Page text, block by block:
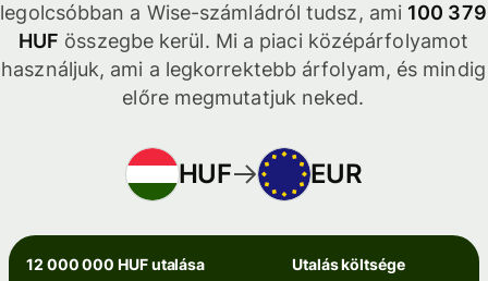
legolcsóbban a Wise-számládról tudsz, ami 100 379
HUF összegbe kerül. Mi a piaci középárfolyamot
használjuk, ami a legkorrektebb árfolyam, és mindig
előre megmutatjuk neked.
HUF EUR
12 000 000 HUF utalása Utalás költsége